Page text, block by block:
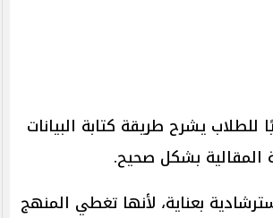
للطلاب يشرح طريقة كتابة البيانات
المقالية بشكل صحيح.
بعناية، لأنها تغطي المنهج